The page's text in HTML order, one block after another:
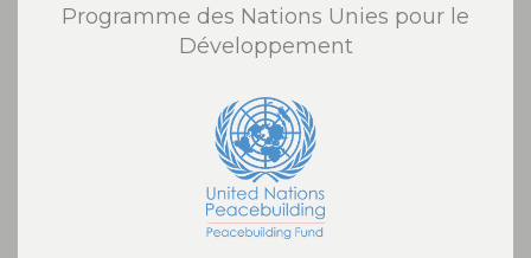
Programme des Nations Unies pour le
Développement